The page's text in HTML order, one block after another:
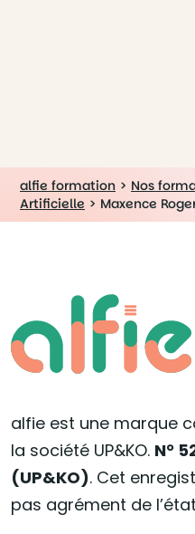
alfie formation > Nos
Artificielle > Maxence
alfie est une marque
la société UP&KO. N°
(UP&KO). Cet
pas agrément de